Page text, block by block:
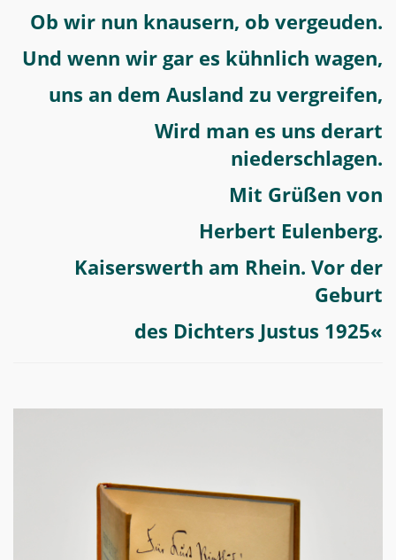
Ob wir nun knausern, ob vergeuden.
Und wenn wir gar es kühnlich wagen,
uns an dem Ausland zu vergreifen,
Wird man es uns derart
niederschlagen.
Mit Grüßen von
Herbert Eulenberg.
Kaiserswerth am Rhein. Vor der
Geburt
des Dichters Justus 1925«